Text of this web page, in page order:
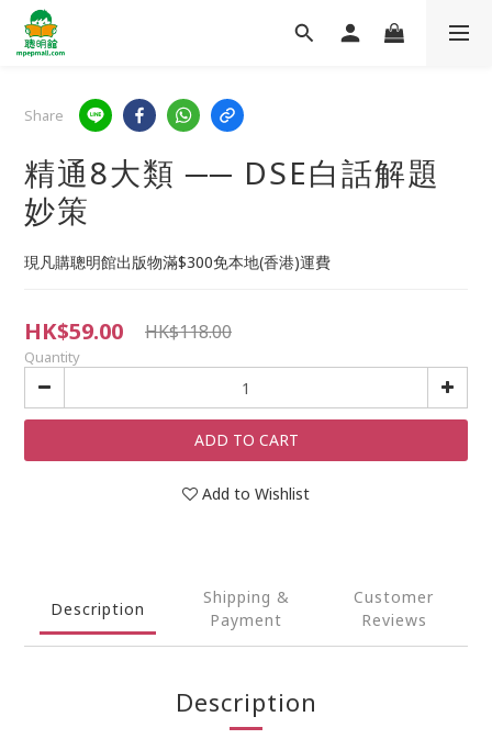
Share
精通8大類 ── DSE白話解題
妙策
現凡購聰明館出版物滿$300免本地(香港)運費
HK$59.00 HK$118.00
Quantity
ADD TO CART
Add to Wishlist
Description
Shipping &
Payment
Customer
Reviews
Description